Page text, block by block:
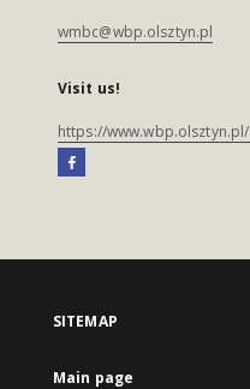
wmbc@wbp.olsztyn.pl
Visit us!
https://www.wbp.olsztyn.pl/
SITEMAP
Main page